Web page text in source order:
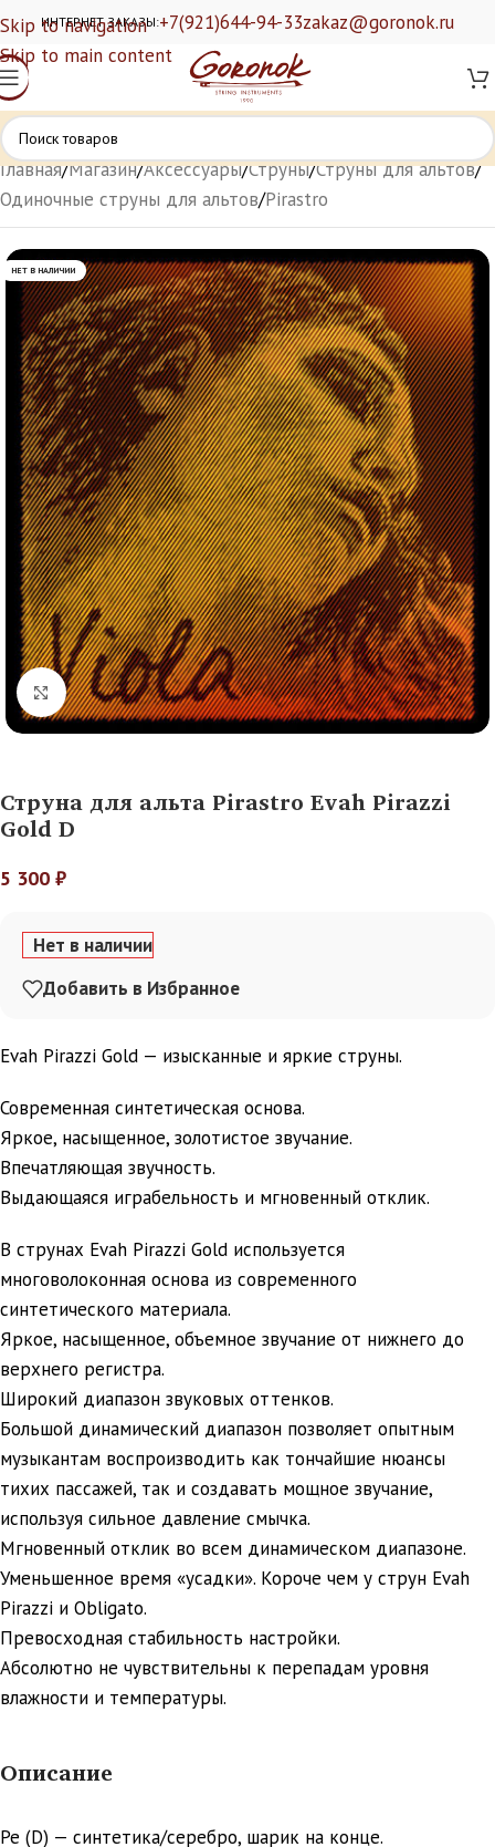
Skip to navigation
Skip to main content
ИНТЕРНЕТ ЗАКАЗЫ:+7(921)644-94-33zakaz@goronok.ru
Главная/Магазин/Аксессуары/Струны/Струны для альтов/
Одиночные струны для альтов/Pirastro
НЕТ В НАЛИЧИИ
Нажмите, чтобы увеличить
Струна для альта Pirastro Evah Pirazzi
Gold D
5 300 ₽
Нет в наличии
Добавить в Избранное
Evah Pirazzi Gold — изысканные и яркие струны.
Современная синтетическая основа.
Яркое, насыщенное, золотистое звучание.
Впечатляющая звучность.
Выдающаяся играбельность и мгновенный отклик.
В струнах Evah Pirazzi Gold используется
многоволоконная основа из современного
синтетического материала.
Яркое, насыщенное, объемное звучание от нижнего до
верхнего регистра.
Широкий диапазон звуковых оттенков.
Большой динамический диапазон позволяет опытным
музыкантам воспроизводить как тончайшие нюансы
тихих пассажей, так и создавать мощное звучание,
используя сильное давление смычка.
Мгновенный отклик во всем динамическом диапазоне.
Уменьшенное время «усадки». Короче чем у струн Evah
Pirazzi и Obligato.
Превосходная стабильность настройки.
Абсолютно не чувствительны к перепадам уровня
влажности и температуры.
Описание
Ре (D) — синтетика/серебро, шарик на конце.